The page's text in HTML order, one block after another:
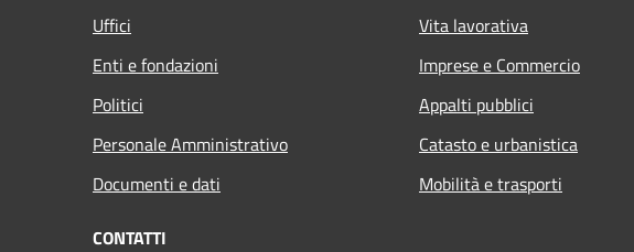
Uffici
Enti e fondazioni
Politici
Personale Amministrativo
Documenti e dati
Vita lavorativa
Imprese e Commercio
Appalti pubblici
Catasto e urbanistica
Mobilità e trasporti
CONTATTI